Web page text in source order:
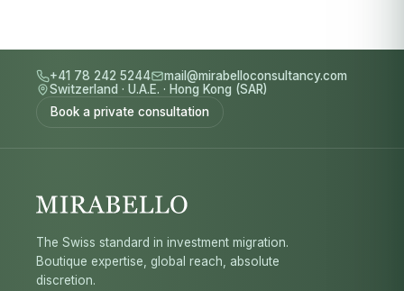
+41 78 242 5244
mail@mirabelloconsultancy.com
Switzerland · U.A.E. · Hong Kong (SAR)
Book a private consultation
The Swiss standard in investment migration.
Boutique expertise, global reach, absolute
discretion.